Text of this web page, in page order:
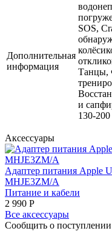
Дополнительная
информация
SOS,
Танцы,
и
Аксессуары
Адаптер питания Apple
MHJE3ZM/A
Питание и кабели
2 990 Р
Все аксессуары
Сообщить о поступлении